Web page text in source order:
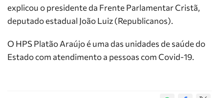
explicou o presidente da Frente Parlamentar Cristã,
deputado estadual João Luiz (Republicanos).
O HPS Platão Araújo é uma das unidades de saúde do
Estado com atendimento a pessoas com Covid-19.